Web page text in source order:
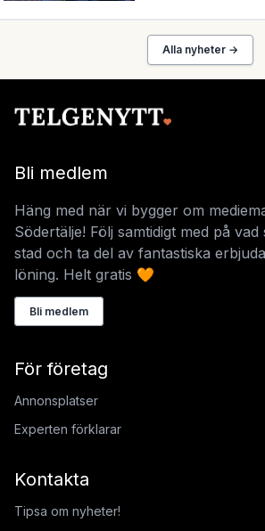
Alla nyheter →
Bli medlem
Häng med när vi bygger om
Södertälje! Följ samtidigt med på
stad och ta del av fantastiska
löning. Helt gratis 🧡
Bli medlem
För företag
Annonsplatser
Experten förklarar
Kontakta
Tipsa om nyheter!